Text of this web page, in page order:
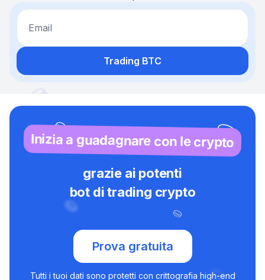
Email
Trading BTC
Inizia a guadagnare con le crypto
grazie ai potenti
bot di trading crypto
Prova gratuita
Tutti i tuoi dati sono protetti con crittografia high-end